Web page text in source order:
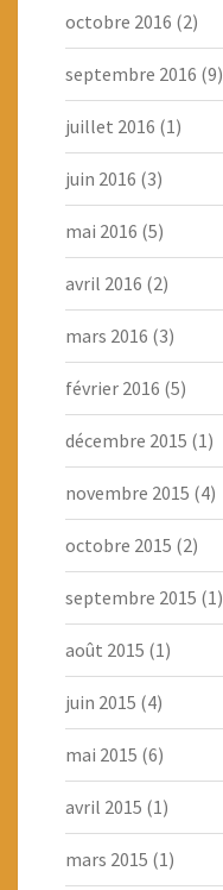
octobre 2016 (2)
septembre 2016 (9)
juillet 2016 (1)
juin 2016 (3)
mai 2016 (5)
avril 2016 (2)
mars 2016 (3)
février 2016 (5)
décembre 2015 (1)
novembre 2015 (4)
octobre 2015 (2)
septembre 2015 (1)
août 2015 (1)
juin 2015 (4)
mai 2015 (6)
avril 2015 (1)
mars 2015 (1)